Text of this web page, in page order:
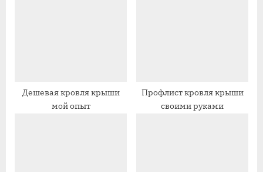
п
п
и
Дешевая кровля крыши
мой опыт
Профлист кровля крыши
своими руками